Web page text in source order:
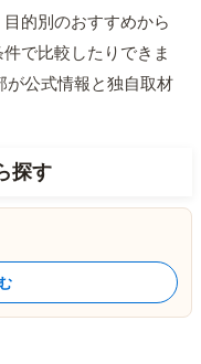
的別のおすすめから
で比較したりできま
が公式情報と独自取材
探す